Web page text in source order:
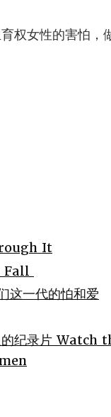
权女性的害怕，
It
Fall
这一代的怕和爱
的纪录片